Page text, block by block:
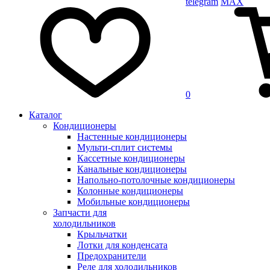
0
Каталог
Кондиционеры
Настенные кондиционеры
Мульти-сплит системы
Кассетные кондиционеры
Канальные кондиционеры
Напольно-потолочные кондиционеры
Колонные кондиционеры
Мобильные кондиционеры
Запчасти для
холодильников
Крыльчатки
Лотки для конденсата
Предохранители
Реле для холодильников